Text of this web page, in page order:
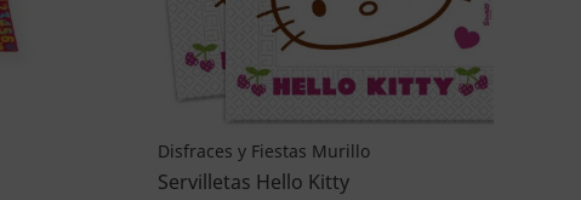
Disfraces y Fiestas Murillo
Servilletas Hello Kitty